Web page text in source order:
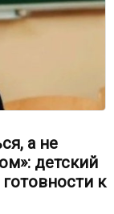
а не
детский
к